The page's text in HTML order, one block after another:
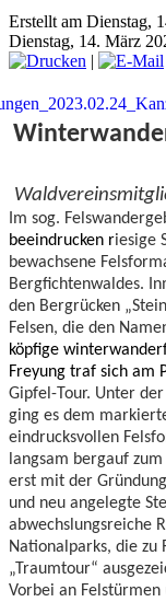
Erstellt am Dienstag,
Dienstag, 14. März
|
Im sog.
beeindrucken riesige
bewachsene
Bergfichtenwaldes.
den Bergrücken
Felsen, die den
köpfige
Freyung traf sich am
Gipfel-Tour. Unter
ging es dem
eindrucksvollen
langsam bergauf
erst mit der
und neu angelegte
abwechslungsreiche
Nationalparks, die zu
„Traumtour“
Vorbei an